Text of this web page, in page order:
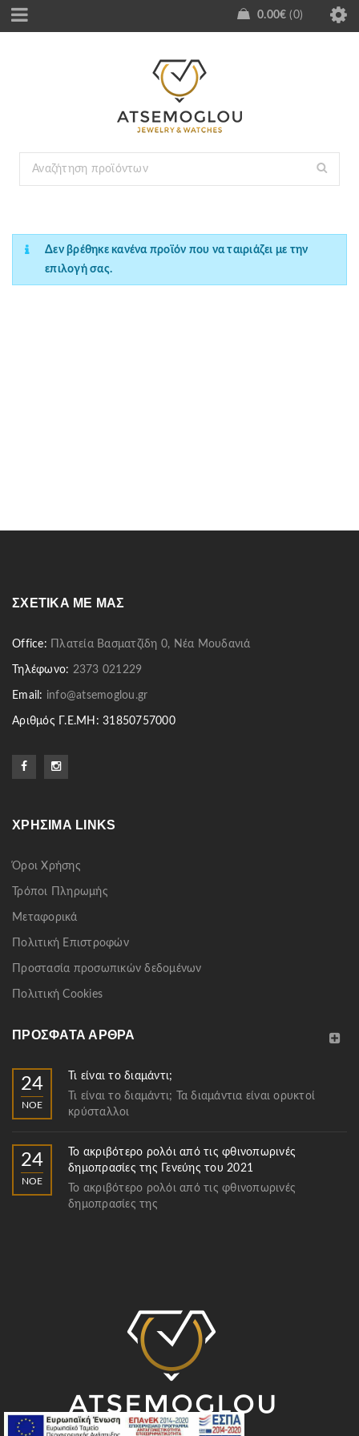
0.00€ 0
Δεν βρέθηκε κανένα προϊόν που να ταιριάζει με την
επιλογή σας.
ΣΧΕΤΙΚΆ ΜΕ ΜΑΣ
Office: Πλατεία Βασματζίδη 0, Νέα Μουδανιά
Τηλέφωνο: 2373 021229
Email: info@atsemoglou.gr
Αριθμός Γ.Ε.ΜΗ: 31850757000
ΧΡΉΣΙΜΑ LINKS
Όροι Χρήσης
Τρόποι Πληρωμής
Μεταφορικά
Πολιτική Επιστροφών
Προστασία προσωπικών δεδομένων
Πολιτική Cookies
ΠΡΌΣΦΑΤΑ ΆΡΘΡΑ
24
ΝΟΈ
Τι είναι το διαμάντι;
Τι είναι το διαμάντι; Τα διαμάντια είναι ορυκτοί
κρύσταλλοι
24
ΝΟΈ
Το ακριβότερο ρολόι από τις φθινοπωρινές
δημοπρασίες της Γενεύης του 2021
Το ακριβότερο ρολόι από τις φθινοπωρινές
δημοπρασίες της